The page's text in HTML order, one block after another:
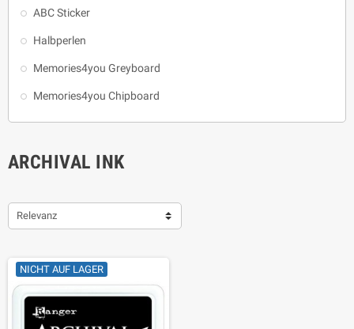
ABC Sticker
Halbperlen
Memories4you Greyboard
Memories4you Chipboard
ARCHIVAL INK
Relevanz
NICHT AUF LAGER